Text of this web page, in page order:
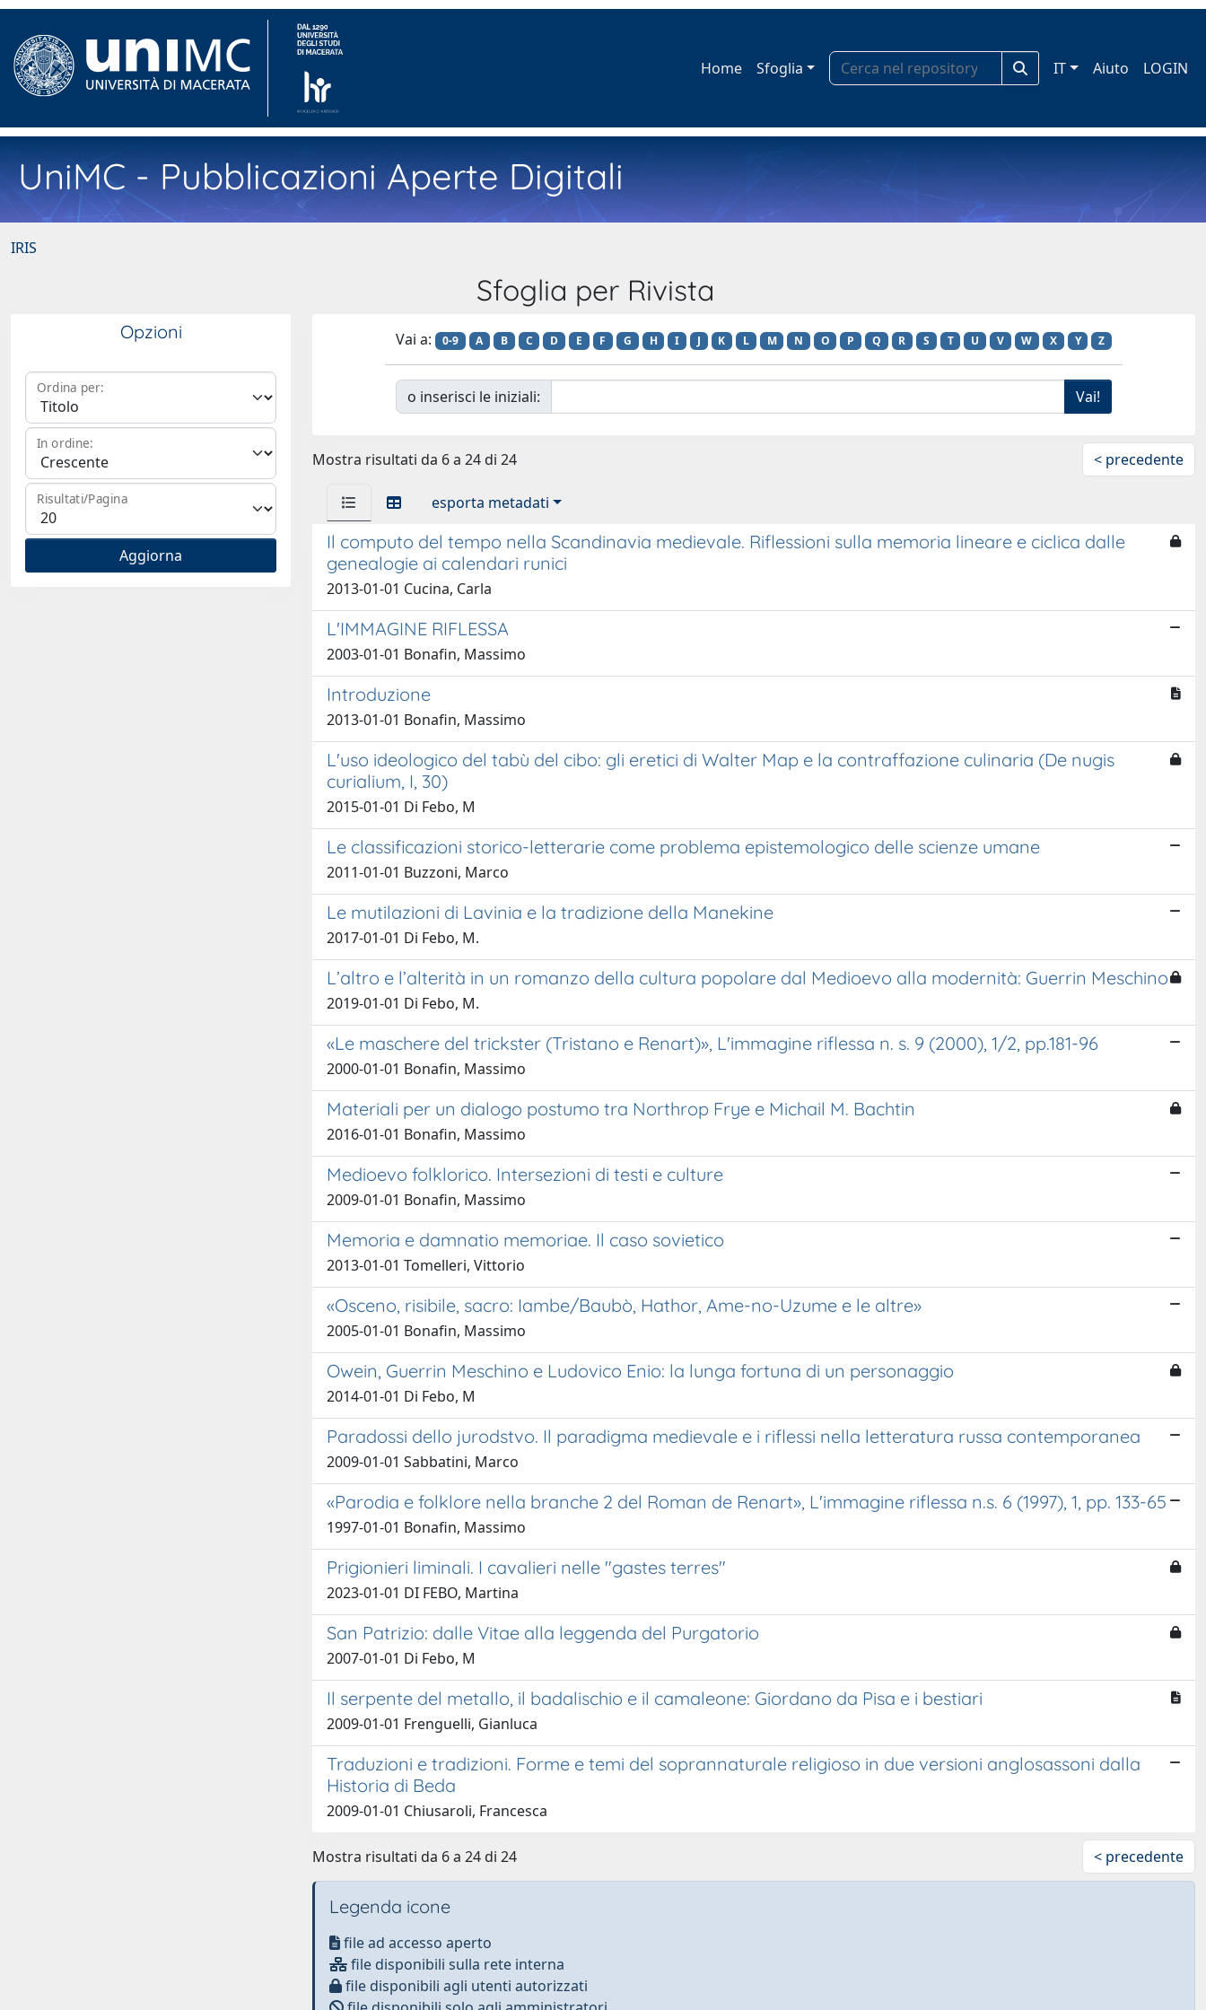
Home Sfoglia IT Aiuto LOGIN
UniMC - Pubblicazioni Aperte Digitali
IRIS
Sfoglia per Rivista
Opzioni
Ordina per:
In ordine:
Risultati/Pagina
Vai a: 0-9 A B C D E F G H I J K L M N O P Q R S T U V W X Y Z
o inserisci le iniziali:
Mostra risultati da 6 a 24 di 24 < precedente
esporta metadati
Il computo del tempo nella Scandinavia medievale. Riflessioni sulla memoria lineare e ciclica dalle
genealogie ai calendari runici
2013-01-01 Cucina, Carla
L'IMMAGINE RIFLESSA
2003-01-01 Bonafin, Massimo
Introduzione
2013-01-01 Bonafin, Massimo
L'uso ideologico del tabù del cibo: gli eretici di Walter Map e la contraffazione culinaria (De nugis
curialium, I, 30)
2015-01-01 Di Febo, M
Le classificazioni storico-letterarie come problema epistemologico delle scienze umane
2011-01-01 Buzzoni, Marco
Le mutilazioni di Lavinia e la tradizione della Manekine
2017-01-01 Di Febo, M.
L’altro e l’alterità in un romanzo della cultura popolare dal Medioevo alla modernità: Guerrin Meschino
2019-01-01 Di Febo, M.
«Le maschere del trickster (Tristano e Renart)», L'immagine riflessa n. s. 9 (2000), 1/2, pp.181-96
2000-01-01 Bonafin, Massimo
Materiali per un dialogo postumo tra Northrop Frye e Michail M. Bachtin
2016-01-01 Bonafin, Massimo
Medioevo folklorico. Intersezioni di testi e culture
2009-01-01 Bonafin, Massimo
Memoria e damnatio memoriae. Il caso sovietico
2013-01-01 Tomelleri, Vittorio
«Osceno, risibile, sacro: Iambe/Baubò, Hathor, Ame-no-Uzume e le altre»
2005-01-01 Bonafin, Massimo
Owein, Guerrin Meschino e Ludovico Enio: la lunga fortuna di un personaggio
2014-01-01 Di Febo, M
Paradossi dello jurodstvo. Il paradigma medievale e i riflessi nella letteratura russa contemporanea
2009-01-01 Sabbatini, Marco
«Parodia e folklore nella branche 2 del Roman de Renart», L'immagine riflessa n.s. 6 (1997), 1, pp. 133-65
1997-01-01 Bonafin, Massimo
Prigionieri liminali. I cavalieri nelle "gastes terres"
2023-01-01 DI FEBO, Martina
San Patrizio: dalle Vitae alla leggenda del Purgatorio
2007-01-01 Di Febo, M
Il serpente del metallo, il badalischio e il camaleone: Giordano da Pisa e i bestiari
2009-01-01 Frenguelli, Gianluca
Traduzioni e tradizioni. Forme e temi del soprannaturale religioso in due versioni anglosassoni dalla
Historia di Beda
2009-01-01 Chiusaroli, Francesca
Mostra risultati da 6 a 24 di 24 < precedente
Legenda icone
file ad accesso aperto
file disponibili sulla rete interna
file disponibili agli utenti autorizzati